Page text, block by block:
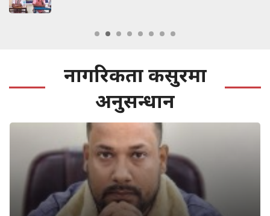
नागरिकता कसुरमा
अनुसन्धान